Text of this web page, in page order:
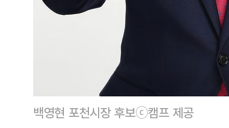
백영현 포천시장 후보ⓒ캠프 제공